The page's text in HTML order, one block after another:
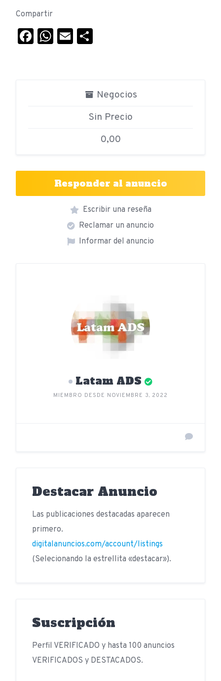
Compartir
Facebook
WhatsApp
Email
Negocios
Sin Precio
0,00
Responder al anuncio
Escribir una reseña
Reclamar un anuncio
Informar del anuncio
Latam ADS
MIEMBRO DESDE NOVIEMBRE 3, 2022
Destacar Anuncio
Las publicaciones destacadas aparecen
primero.
digitalanuncios.com/account/listings
(Selecionando la estrellita «destacar»).
Suscripción
Perfil VERIFICADO y hasta 100 anuncios
VERIFICADOS y DESTACADOS.